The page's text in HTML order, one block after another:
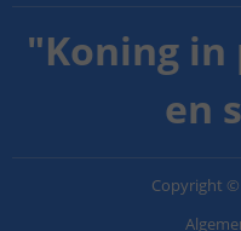
"Koning
en
Copyright ©